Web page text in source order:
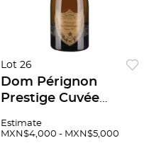
Lot 26
Dom Pérignon
Prestige Cuvée
Champagne, Francia
Estimate
MXN$4,000 - MXN$5,000